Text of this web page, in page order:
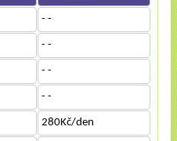
- -
- -
- -
- -
280Kč/den